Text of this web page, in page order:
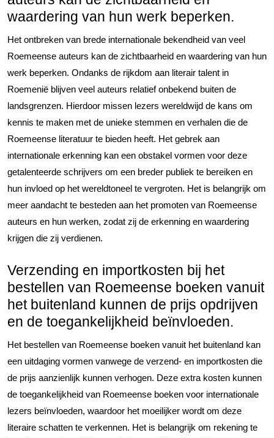
waardering van hun werk beperken.
Het ontbreken van brede internationale bekendheid van veel
Roemeense auteurs kan de zichtbaarheid en waardering van hun
werk beperken. Ondanks de rijkdom aan literair talent in
Roemenië blijven veel auteurs relatief onbekend buiten de
landsgrenzen. Hierdoor missen lezers wereldwijd de kans om
kennis te maken met de unieke stemmen en verhalen die de
Roemeense literatuur te bieden heeft. Het gebrek aan
internationale erkenning kan een obstakel vormen voor deze
getalenteerde schrijvers om een breder publiek te bereiken en
hun invloed op het wereldtoneel te vergroten. Het is belangrijk om
meer aandacht te besteden aan het promoten van Roemeense
auteurs en hun werken, zodat zij de erkenning en waardering
krijgen die zij verdienen.
Verzending en importkosten bij het
bestellen van Roemeense boeken vanuit
het buitenland kunnen de prijs opdrijven
en de toegankelijkheid beïnvloeden.
Het bestellen van Roemeense boeken vanuit het buitenland kan
een uitdaging vormen vanwege de verzend- en importkosten die
de prijs aanzienlijk kunnen verhogen. Deze extra kosten kunnen
de toegankelijkheid van Roemeense boeken voor internationale
lezers beïnvloeden, waardoor het moeilijker wordt om deze
literaire schatten te verkennen. Het is belangrijk om rekening te